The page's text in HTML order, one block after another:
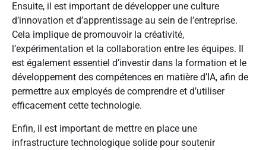
Ensuite, il est important de développer une culture
d’innovation et d’apprentissage au sein de l’entreprise.
Cela implique de promouvoir la créativité,
l’expérimentation et la collaboration entre les équipes. Il
est également essentiel d’investir dans la formation et le
développement des compétences en matière d’IA, afin de
permettre aux employés de comprendre et d’utiliser
efficacement cette technologie.
Enfin, il est important de mettre en place une
infrastructure technologique solide pour soutenir